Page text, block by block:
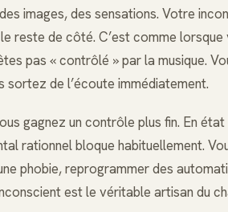
images, des sensations. Votre
reste de côté. C’est comme lorsque
pas « contrôlé » par la musique.
sortez de l’écoute immédiatement.
gagnez un contrôle plus fin. En
rationnel bloque habituellement.
phobie, reprogrammer des
est le véritable artisan du